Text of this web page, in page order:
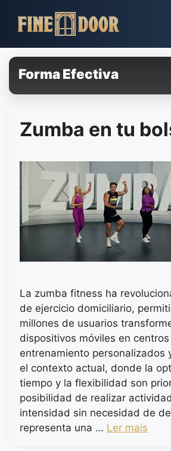
para
conteúdo
Forma Efectiva
Zumba en tu
La zumba fitness ha
de ejercicio domiciliario,
millones de usuarios
dispositivos móviles en
entrenamiento personalizados
el contexto actual, donde la
tiempo y la flexibilidad son
posibilidad de realizar
intensidad sin necesidad de
representa una … Ler mais